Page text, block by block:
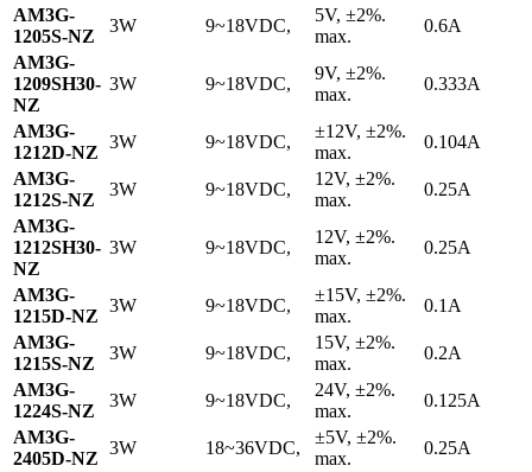
AM3G-
1205S-NZ
3W 9~18VDC,
5V, ±2%.
max.
0.6A
AM3G-
1209SH30-
NZ
3W 9~18VDC,
9V, ±2%.
max.
0.333A
AM3G-
1212D-NZ
3W 9~18VDC,
±12V, ±2%.
max.
0.104A
AM3G-
1212S-NZ
3W 9~18VDC,
12V, ±2%.
max.
0.25A
AM3G-
1212SH30-
NZ
3W 9~18VDC,
12V, ±2%.
max.
0.25A
AM3G-
1215D-NZ
3W 9~18VDC,
±15V, ±2%.
max.
0.1A
AM3G-
1215S-NZ
3W 9~18VDC,
15V, ±2%.
max.
0.2A
AM3G-
1224S-NZ
3W 9~18VDC,
24V, ±2%.
max.
0.125A
AM3G-
2405D-NZ
3W 18~36VDC,
±5V, ±2%.
max.
0.25A